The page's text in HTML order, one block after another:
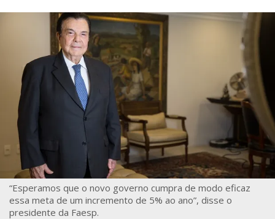
“Esperamos que o novo governo cumpra de modo eficaz
essa meta de um incremento de 5% ao ano”, disse o
presidente da Faesp.